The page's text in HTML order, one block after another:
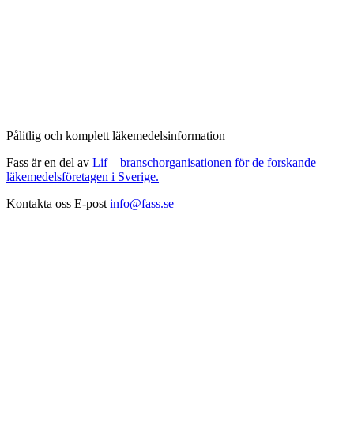
Pålitlig och komplett läkemedelsinformation
Fass är en del av Lif – branschorganisationen för de forskande
läkemedelsföretagen i Sverige.
Kontakta oss E-post info@fass.se